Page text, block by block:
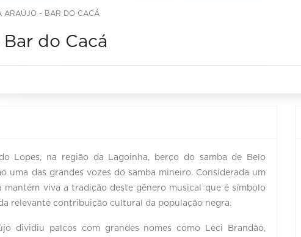
ARAÚJO - BAR DO CACÁ
do Cacá
Lopes, na região da Lagoinha, berço do samba de Belo
uma das grandes vozes do samba mineiro. Considerada um
mantém viva a tradição deste gênero musical que é símbolo
relevante contribuição cultural da população negra.
dividiu palcos com grandes nomes como Leci Brandão,